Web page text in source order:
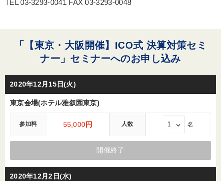
TEL 03-3293-0041 FAX 03-3293-0048
「【東京・大阪開催】ICO式 決算対策セミ
ナー」セミナーへのお申し込み
2020年12月15日(火)
東京会場(ホテル雅叙園東京)
参加料 55,000円 人数 名
開催終了
2020年12月2日(水)